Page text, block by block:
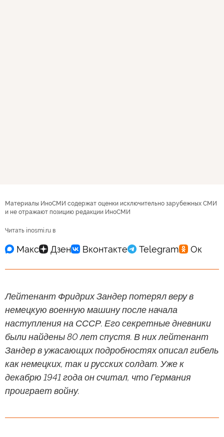
Материалы ИноСМИ содержат оценки исключительно зарубежных СМИ
и не отражают позицию редакции ИноСМИ
Читать inosmi.ru в
Лейтенант Фридрих Зандер потерял веру в
немецкую военную машину после начала
наступления на СССР. Его секретные дневники
были найдены 80 лет спустя. В них лейтенант
Зандер в ужасающих подробностях описал гибель
как немецких, так и русских солдат. Уже к
декабрю 1941 года он считал, что Германия
проиграет войну.